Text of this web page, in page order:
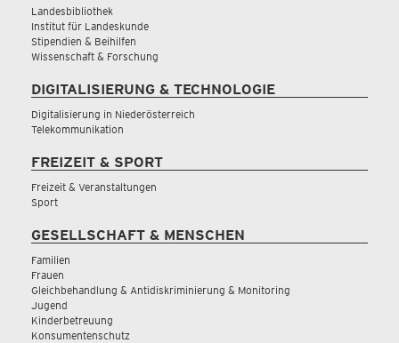
Landesbibliothek
Institut für Landeskunde
Stipendien & Beihilfen
Wissenschaft & Forschung
DIGITALISIERUNG & TECHNOLOGIE
Digitalisierung in Niederösterreich
Telekommunikation
FREIZEIT & SPORT
Freizeit & Veranstaltungen
Sport
GESELLSCHAFT & MENSCHEN
Familien
Frauen
Gleichbehandlung & Antidiskriminierung & Monitoring
Jugend
Kinderbetreuung
Konsumentenschutz